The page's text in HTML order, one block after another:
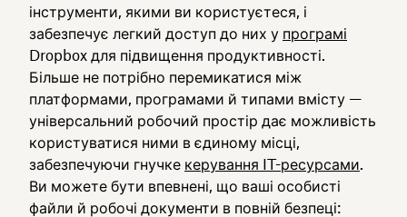
інструменти, якими ви користуєтеся, і
забезпечує легкий доступ до них у програмі
Dropbox для підвищення продуктивності.
Більше не потрібно перемикатися між
платформами, програмами й типами вмісту —
універсальний робочий простір дає можливість
користуватися ними в єдиному місці,
забезпечуючи гнучке керування IT-ресурсами.
Ви можете бути впевнені, що ваші особисті
файли й робочі документи в повній безпеці: